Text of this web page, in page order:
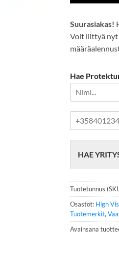
Suurasiakas!
Voit liittyä nyt
Hae
n
u
m
e
r
o
HAE
Tuotetunnus
Osastot: High
Tuotemerkit,
Avainsana